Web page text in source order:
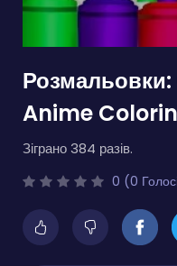
Anime
Зіграно 384 разів.
0 (0